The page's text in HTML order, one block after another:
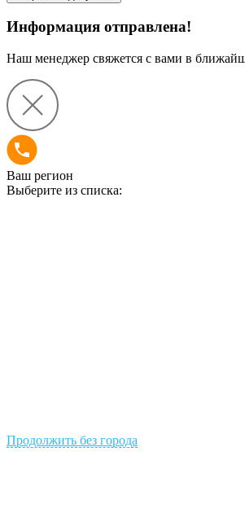
Информация отправлена!
Наш менеджер свяжется с вами в
Ваш регион
Выберите из списка:
Продолжить без города